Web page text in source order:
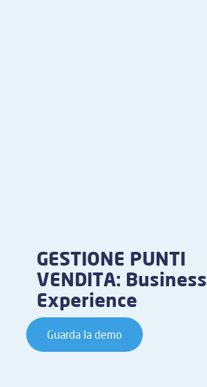
GESTIONE PUNTI
VENDITA: Business
Experience
Guarda la demo